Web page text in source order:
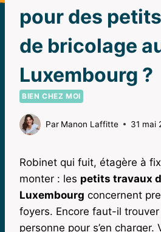
pour des
de bricolage
Luxembourg ?
BIEN CHEZ MOI
Par Manon Laffitte 31 mai
Robinet qui fuit, étagère à
monter : les petits travaux
Luxembourg concernent
foyers. Encore faut-il
personne pour s’en charger.